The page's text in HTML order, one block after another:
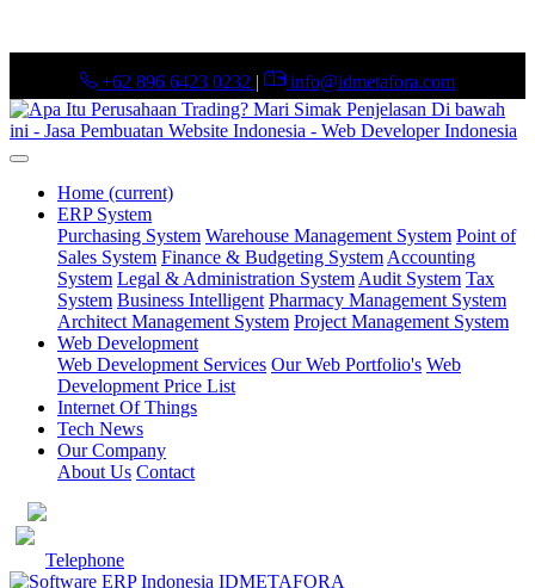
+62 896 6423 0232 | info@idmetafora.com
Home (current)
ERP System
Purchasing System Warehouse Management System Point of
Sales System Finance & Budgeting System Accounting
System Legal & Administration System Audit System Tax
System Business Intelligent Pharmacy Management System
Architect Management System Project Management System
Web Development
Web Development Services Our Web Portfolio's Web
Development Price List
Internet Of Things
Tech News
Our Company
About Us Contact
Telephone